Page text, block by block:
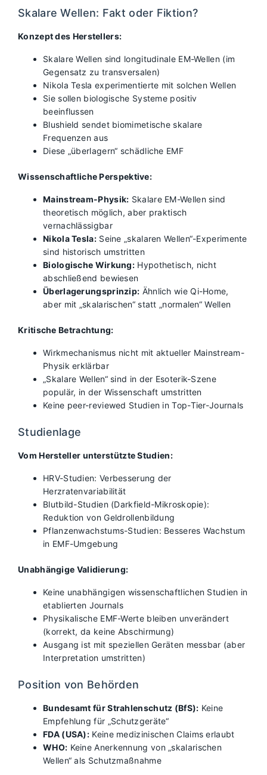
Skalare Wellen: Fakt oder Fiktion?
Konzept des Herstellers:
Skalare Wellen sind longitudinale EM-Wellen (im
Gegensatz zu transversalen)
Nikola Tesla experimentierte mit solchen Wellen
Sie sollen biologische Systeme positiv
beeinflussen
Blushield sendet biomimetische skalare
Frequenzen aus
Diese „überlagern“ schädliche EMF
Wissenschaftliche Perspektive:
Mainstream-Physik: Skalare EM-Wellen sind
theoretisch möglich, aber praktisch
vernachlässigbar
Nikola Tesla:Seine „skalaren Wellen“-Experimente
sind historisch umstritten
Biologische Wirkung: Hypothetisch, nicht
abschließend bewiesen
Überlagerungsprinzip: Ähnlich wie Qi-Home,
aber mit „skalarischen“ statt „normalen“ Wellen
Kritische Betrachtung:
Wirkmechanismus nicht mit aktueller Mainstream-
Physik erklärbar
„Skalare Wellen“ sind in der Esoterik-Szene
populär, in der Wissenschaft umstritten
Keine peer-reviewed Studien in Top-Tier-Journals
Studienlage
Vom Hersteller unterstützte Studien:
HRV-Studien: Verbesserung der
Herzratenvariabilität
Blutbild-Studien (Darkfield-Mikroskopie):
Reduktion von Geldrollenbildung
Pflanzenwachstums-Studien: Besseres Wachstum
in EMF-Umgebung
Unabhängige Validierung:
Keine unabhängigen wissenschaftlichen Studien in
etablierten Journals
Physikalische EMF-Werte bleiben unverändert
(korrekt, da keine Abschirmung)
Ausgang ist mit speziellen Geräten messbar (aber
Interpretation umstritten)
Position von Behörden
Bundesamt für Strahlenschutz (BfS): Keine
Empfehlung für „Schutzgeräte“
FDA (USA): Keine medizinischen Claims erlaubt
WHO: Keine Anerkennung von „skalarischen
Wellen“ als Schutzmaßnahme